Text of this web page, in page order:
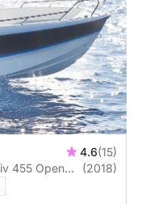
4.6(15)
(2018)